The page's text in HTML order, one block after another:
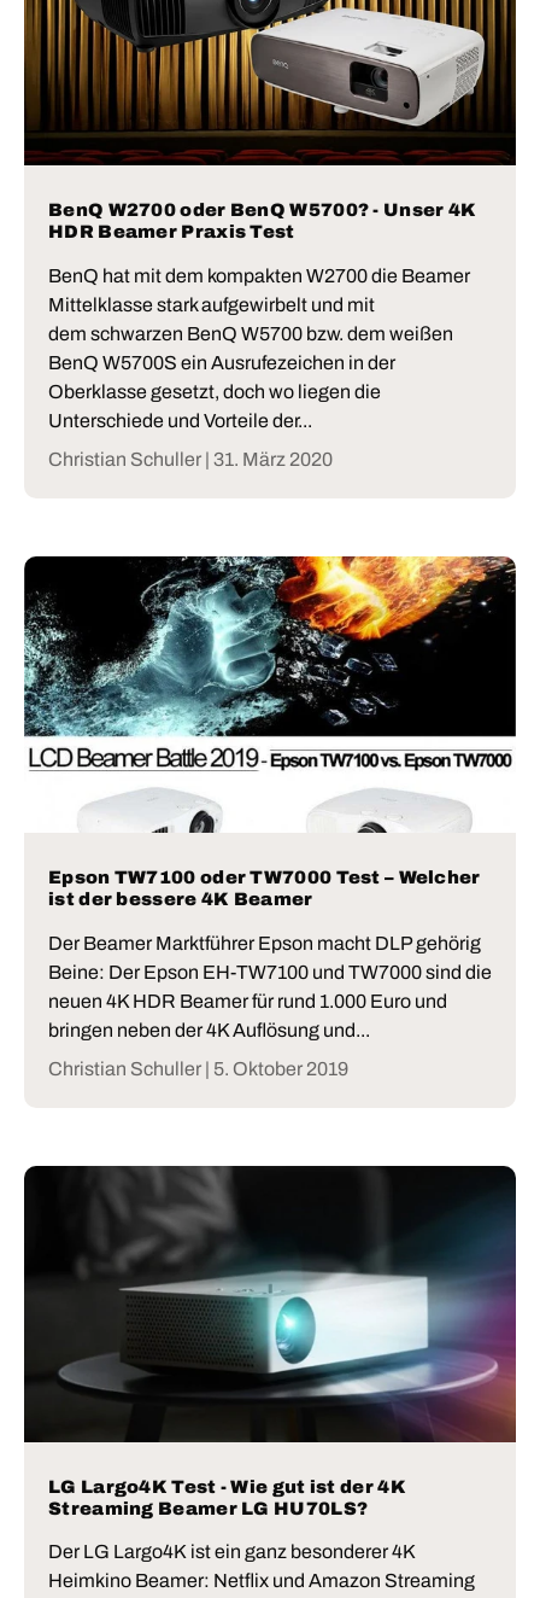
BenQ W2700 oder BenQ W5700? - Unser 4K
HDR Beamer Praxis Test
BenQ hat mit dem kompakten W2700 die Beamer
Mittelklasse stark aufgewirbelt und mit
dem schwarzen BenQ W5700 bzw. dem weißen
BenQ W5700S ein Ausrufezeichen in der
Oberklasse gesetzt, doch wo liegen die
Unterschiede und Vorteile der...
Christian Schuller | 31. März 2020
Epson TW7100 oder TW7000 Test – Welcher
ist der bessere 4K Beamer
Der Beamer Marktführer Epson macht DLP gehörig
Beine: Der Epson EH-TW7100 und TW7000 sind die
neuen 4K HDR Beamer für rund 1.000 Euro und
bringen neben der 4K Auflösung und...
Christian Schuller | 5. Oktober 2019
LG Largo4K Test - Wie gut ist der 4K
Streaming Beamer LG HU70LS?
Der LG Largo4K ist ein ganz besonderer 4K
Heimkino Beamer: Netflix und Amazon Streaming